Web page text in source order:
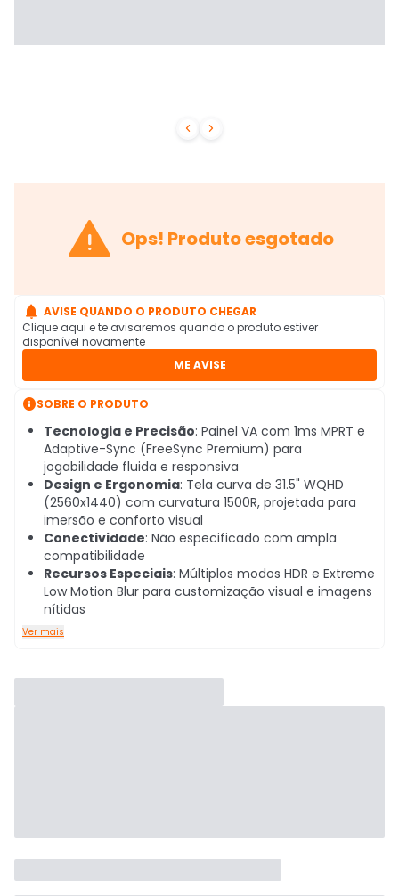
 
 Ops! Produto esgotado
 AVISE QUANDO O PRODUTO CHEGAR
Clique aqui e te avisaremos quando o produto estiver
disponível novamente
ME AVISE
SOBRE O PRODUTO
Tecnologia e Precisão: Painel VA com 1ms MPRT e
Adaptive-Sync (FreeSync Premium) para
jogabilidade fluida e responsiva
Design e Ergonomia: Tela curva de 31.5" WQHD
(2560x1440) com curvatura 1500R, projetada para
imersão e conforto visual
Conectividade: Não especificado com ampla
compatibilidade
Recursos Especiais: Múltiplos modos HDR e Extreme
Low Motion Blur para customização visual e imagens
nítidas
Ver mais